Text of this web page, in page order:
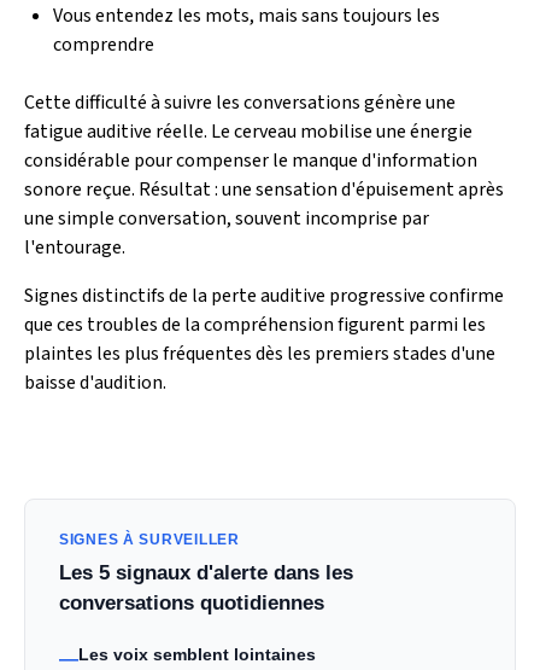
Vous entendez les mots, mais sans toujours les
comprendre
Cette difficulté à suivre les conversations génère une
fatigue auditive réelle. Le cerveau mobilise une énergie
considérable pour compenser le manque d'information
sonore reçue. Résultat : une sensation d'épuisement après
une simple conversation, souvent incomprise par
l'entourage.
Signes distinctifs de la perte auditive progressive confirme
que ces troubles de la compréhension figurent parmi les
plaintes les plus fréquentes dès les premiers stades d'une
baisse d'audition.
SIGNES À SURVEILLER
Les 5 signaux d'alerte dans les
conversations quotidiennes
—Les voix semblent lointaines